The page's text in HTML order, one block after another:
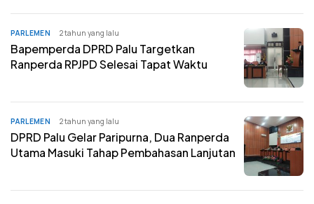
PARLEMEN 2 tahun yang lalu
Bapemperda DPRD Palu Targetkan
Ranperda RPJPD Selesai Tapat Waktu
PARLEMEN 2 tahun yang lalu
DPRD Palu Gelar Paripurna, Dua Ranperda
Utama Masuki Tahap Pembahasan Lanjutan